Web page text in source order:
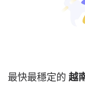
最快最穩定的 越